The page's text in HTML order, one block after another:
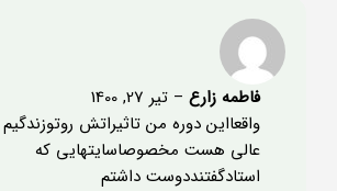
فاطمه زارع – تیر 27, 1400
واقعااین دوره من تاثیراتش
عالی هست مخصوصاسایتهایی که
استادگفتنددوست داشتم